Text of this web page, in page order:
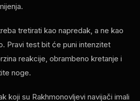
tretirati kao napredak, a ne kao
Pravi test bit će puni intenzitet
reakcije, obrambeno kretanje i
noge.
koji su Rakhmonovljevi navijači imali